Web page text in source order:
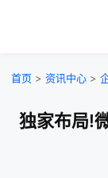
首页 > 资讯中心 >
独家布局!